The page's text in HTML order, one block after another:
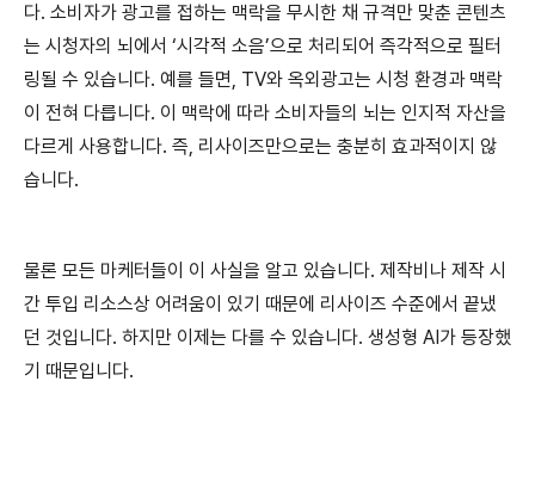
다. 소비자가 광고를 접하는 맥락을 무시한 채 규격만 맞춘 콘텐츠
는 시청자의 뇌에서 ‘시각적 소음’으로 처리되어 즉각적으로 필터
링될 수 있습니다. 예를 들면, TV와 옥외광고는 시청 환경과 맥락
이 전혀 다릅니다. 이 맥락에 따라 소비자들의 뇌는 인지적 자산을
다르게 사용합니다. 즉, 리사이즈만으로는 충분히 효과적이지 않
습니다.
물론 모든 마케터들이 이 사실을 알고 있습니다. 제작비나 제작 시
간 투입 리소스상 어려움이 있기 때문에 리사이즈 수준에서 끝냈
던 것입니다. 하지만 이제는 다를 수 있습니다. 생성형 AI가 등장했
기 때문입니다.